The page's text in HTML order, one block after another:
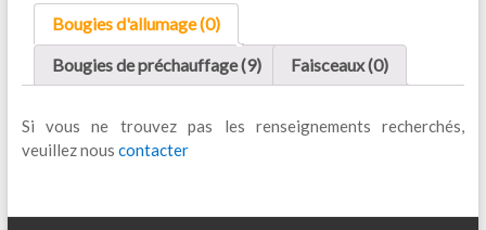
Bougies d'allumage (0)
Bougies de préchauffage (9)
Faisceaux (0)
Si vous ne trouvez pas les renseignements recherchés,
veuillez nous contacter